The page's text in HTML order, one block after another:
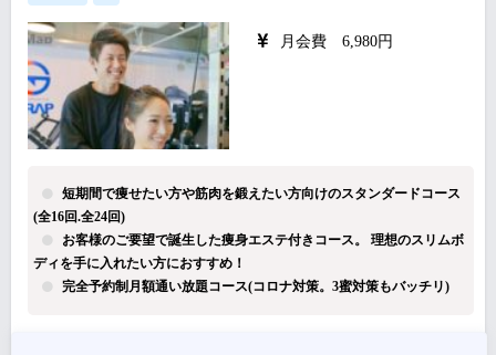
月会費 6,980円
短期間で痩せたい方や筋肉を鍛えたい方向けのスタンダードコース
(全16回.全24回)
お客様のご要望で誕生した痩身エステ付きコース。 理想のスリムボ
ディを手に入れたい方におすすめ！
完全予約制月額通い放題コース(コロナ対策。3蜜対策もバッチリ)